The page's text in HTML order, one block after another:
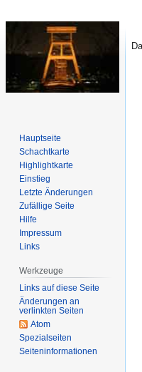
Hauptseite
Schachtkarte
Highlightkarte
Einstieg
Letzte Änderungen
Zufällige Seite
Hilfe
Impressum
Links
Werkzeuge
Links auf diese Seite
Änderungen an
verlinkten Seiten
Atom
Spezialseiten
Seiten­­informationen